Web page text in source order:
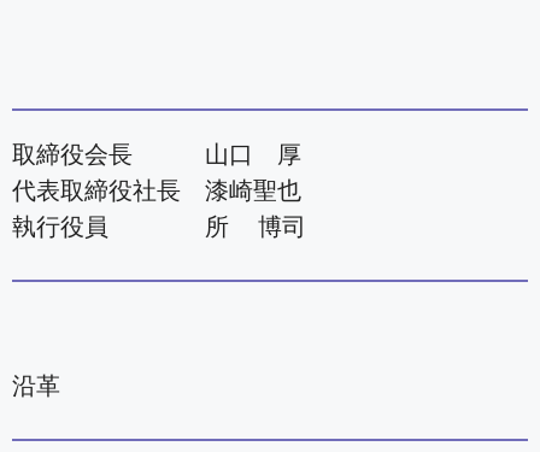
取締役会長 山口 厚
代表取締役社長 漆崎聖也
執行役員 所 博司
沿革